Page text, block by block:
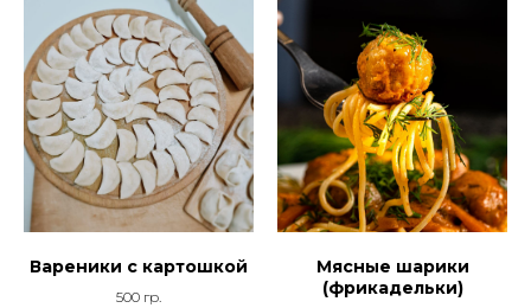
Вареники с картошкой
500 гр.
Мясные шарики
(фрикадельки)